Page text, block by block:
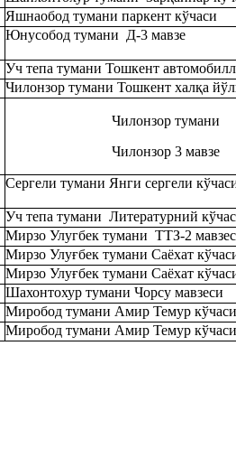
Яшнаобод тумани паркент кўчаси
Юнусобод тумани Д-3 мавзе
Уч тепа тумани Тошкент
Чилонзор тумани Тошкент халқа
Чилонзор тумани
Чилонзор 3 мавзе
Сергели тумани Янги сергели
Уч тепа тумани Литературний
Мирзо Улугбек тумани ТТЗ-2
Мирзо Улуғбек тумани Саёхат
Мирзо Улуғбек тумани Саёхат
Шахонтохур тумани Чорсу мавзеси
Миробод тумани Амир Темур кўчаси
Миробод тумани Амир Темур кўчаси